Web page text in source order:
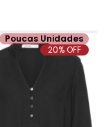
Poucas Unidades
20% OFF